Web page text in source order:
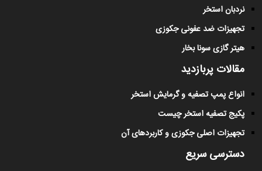
نردبان استخر
تجهیزات ضد عفونی جکوزی
هیتر گازی سونا بخار
مقالات پربازدید
انواع پمپ تصفیه و گرمایش استخر
پکیج تصفیه استخر چیست
تجهیزات اصلی جکوزی و کاربردهای آن
دسترسی سریع